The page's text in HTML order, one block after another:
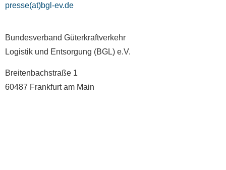
presse(at)bgl-ev.de
Bundesverband Güterkraftverkehr
Logistik und Entsorgung (BGL) e.V.
Breitenbachstraße 1
60487 Frankfurt am Main